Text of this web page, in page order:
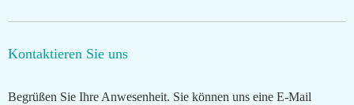
Kontaktieren Sie uns
Begrüßen Sie Ihre Anwesenheit. Sie können uns eine E-Mail